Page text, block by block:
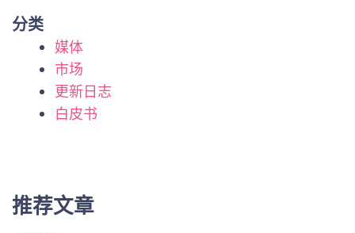
分类
媒体
市场
更新日志
白皮书
推荐文章